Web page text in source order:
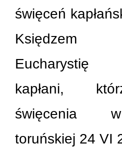
święceń
Księdzem
Eucharystię
kapłani,
święcenia
toruńskiej 24 VI